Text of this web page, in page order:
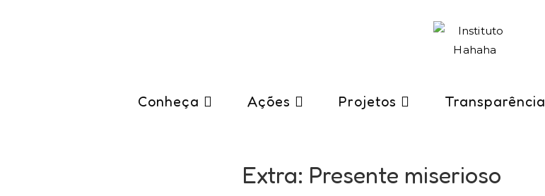
Conheça Ações Projetos Transparência
Extra: Presente miserioso